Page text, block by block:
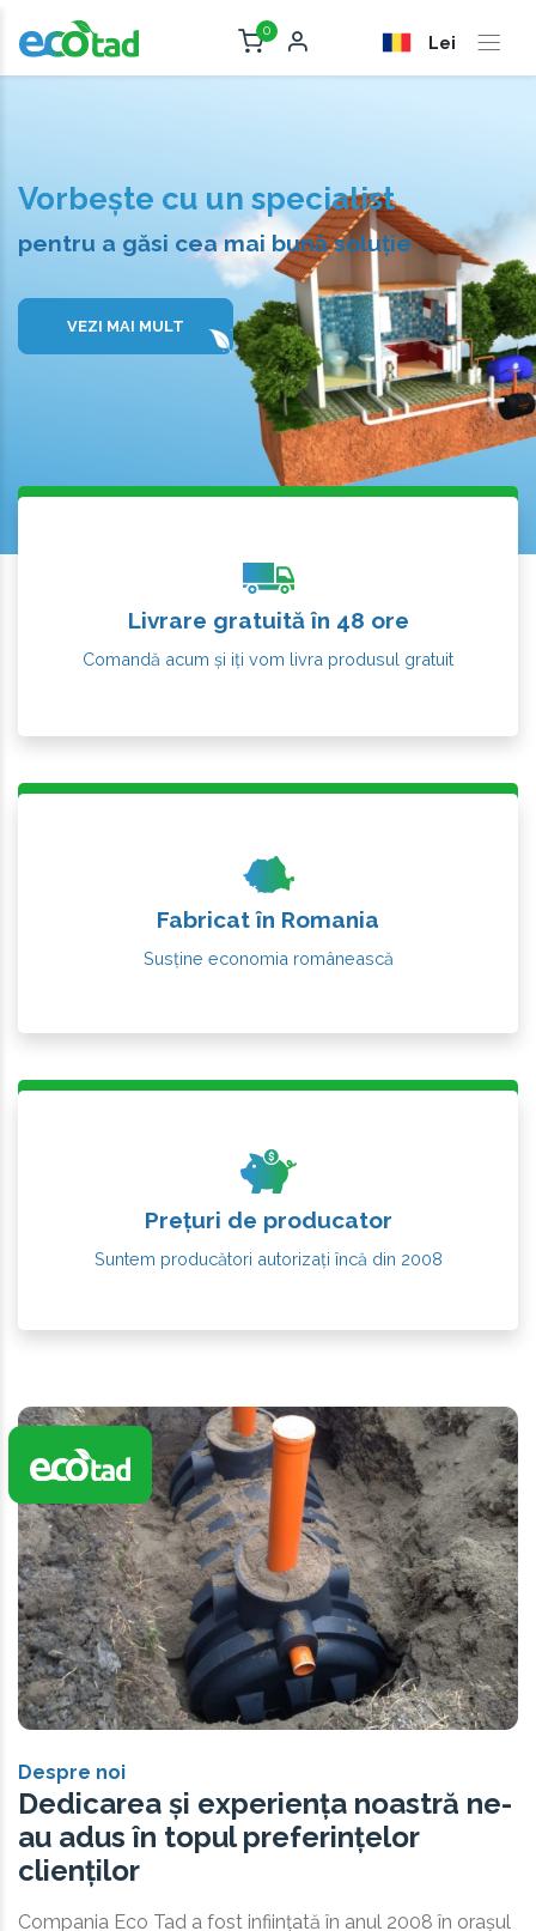
0
Lei
Vorbește cu un specialist
pentru a găsi cea mai bună soluție
VEZI MAI MULT
Livrare gratuită în 48 ore
Comandă acum și iți vom livra produsul gratuit
Fabricat în Romania
Susține economia românească
Prețuri de producator
Suntem producători autorizați încă din 2008
Despre noi
Dedicarea și experiența noastră ne-
au adus în topul preferințelor
clienților
Compania Eco Tad a fost inființată în anul 2008 în orașul